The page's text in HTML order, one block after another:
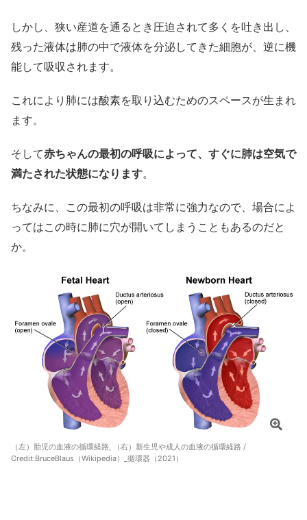
しかし、狭い産道を通るとき圧迫されて多くを吐き出し、
残った液体は肺の中で液体を分泌してきた細胞が、逆に機
能して吸収されます。
これにより肺には酸素を取り込むためのスペースが生まれ
ます。
そして赤ちゃんの最初の呼吸によって、すぐに肺は空気で
満たされた状態になります。
ちなみに、この最初の呼吸は非常に強力なので、場合によ
ってはこの時に肺に穴が開いてしまうこともあるのだと
か。
（左）胎児の血液の循環経路, （右）新生児や成人の血液の循環経路 /
Credit:BruceBlaus（Wikipedia）_循環器（2021）